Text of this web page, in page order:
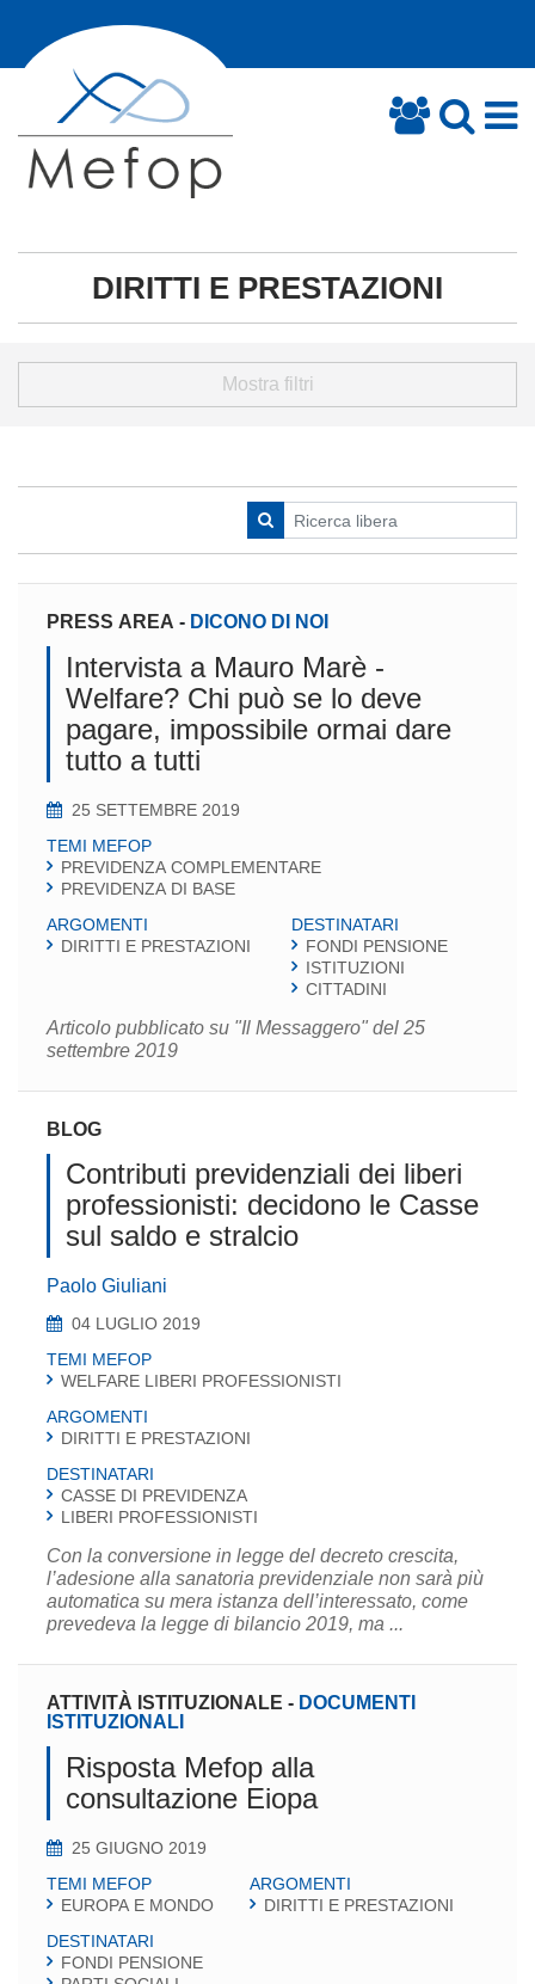
DIRITTI E PRESTAZIONI
Mostra filtri
PRESS AREA - DICONO DI NOI
Intervista a Mauro Marè -
Welfare? Chi può se lo deve
pagare, impossibile ormai dare
tutto a tutti
25 SETTEMBRE 2019
TEMI MEFOP
PREVIDENZA COMPLEMENTARE
PREVIDENZA DI BASE
ARGOMENTI
DIRITTI E PRESTAZIONI
DESTINATARI
FONDI PENSIONE
ISTITUZIONI
CITTADINI
Articolo pubblicato su "Il Messaggero" del 25
settembre 2019
BLOG
Contributi previdenziali dei liberi
professionisti: decidono le Casse
sul saldo e stralcio
Paolo Giuliani
04 LUGLIO 2019
TEMI MEFOP
WELFARE LIBERI PROFESSIONISTI
ARGOMENTI
DIRITTI E PRESTAZIONI
DESTINATARI
CASSE DI PREVIDENZA
LIBERI PROFESSIONISTI
Con la conversione in legge del decreto crescita,
l’adesione alla sanatoria previdenziale non sarà più
automatica su mera istanza dell’interessato, come
prevedeva la legge di bilancio 2019, ma ...
ATTIVITÀ ISTITUZIONALE - DOCUMENTI
ISTITUZIONALI
Risposta Mefop alla
consultazione Eiopa
25 GIUGNO 2019
TEMI MEFOP
EUROPA E MONDO
ARGOMENTI
DIRITTI E PRESTAZIONI
DESTINATARI
FONDI PENSIONE